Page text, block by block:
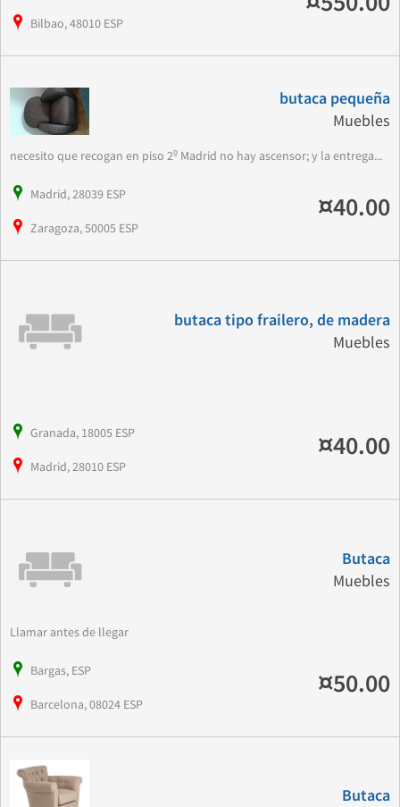
Bilbao, 48010 ESP
butaca pequeña
Muebles
necesito que recogan en piso 2º Madrid no hay ascensor; y la entrega...
Madrid, 28039 ESP
Zaragoza, 50005 ESP
¤40.00
butaca tipo frailero, de madera
Muebles
Granada, 18005 ESP
Madrid, 28010 ESP
¤40.00
Butaca
Muebles
Llamar antes de llegar
Bargas, ESP
Barcelona, 08024 ESP
¤50.00
Butaca